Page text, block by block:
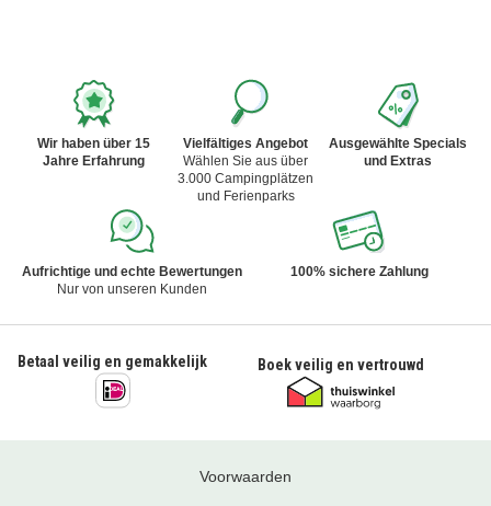
Wir haben über 15
Jahre Erfahrung
Vielfältiges Angebot
Wählen Sie aus über
3.000 Campingplätzen
und Ferienparks
Ausgewählte Specials
und Extras
Aufrichtige und echte Bewertungen
Nur von unseren Kunden
100% sichere Zahlung
Betaal veilig en gemakkelijk Boek veilig en vertrouwd
Voorwaarden